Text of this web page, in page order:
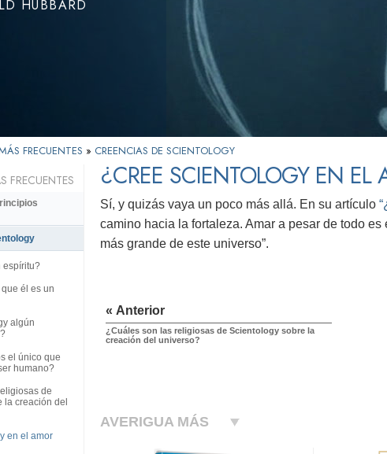
HUBBARD
FRECUENTES » CREENCIAS DE SCIENTOLOGY
¿CREE SCIENTOLOGY EN EL
Sí, y quizás vaya un poco más allá. En su artículo
camino hacia la fortaleza. Amar a pesar de todo
más grande de este universo”.
« Anterior
¿Cuáles son las religiosas de Scientology sobre la
creación del universo?
AVERIGUA MÁS
FRECUENTES
espíritu?
él es un
algún
el único que
humano?
de
la creación del
en el amor